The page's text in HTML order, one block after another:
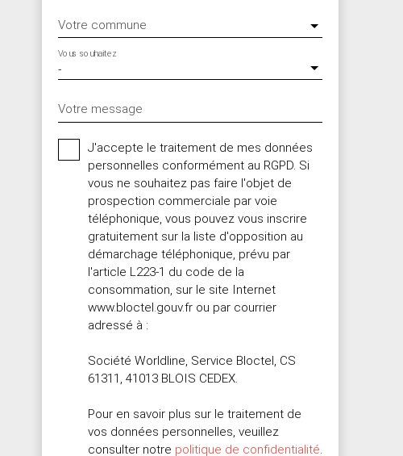
Votre commune
-
Vous souhaitez
Votre message
J'accepte le traitement de mes données
personnelles conformément au RGPD. Si
vous ne souhaitez pas faire l'objet de
prospection commerciale par voie
téléphonique, vous pouvez vous inscrire
gratuitement sur la liste d'opposition au
démarchage téléphonique, prévu par
l'article L223-1 du code de la
consommation, sur le site Internet
www.bloctel.gouv.fr ou par courrier
adressé à :
Société Worldline, Service Bloctel, CS
61311, 41013 BLOIS CEDEX.
Pour en savoir plus sur le traitement de
vos données personnelles, veuillez
consulter notre politique de confidentialité.